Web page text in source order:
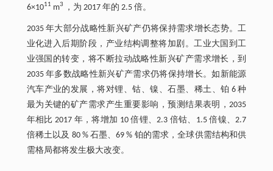
6×1011 m3 ，为 2017 年的 2.5 倍。
2035 年大部分战略性新兴矿产仍将保持需求增长态势。工
业化进入后期阶段，产业结构调整将加剧。工业大国到工
业强国的转变，将不断拉动战略性新兴矿产需求增长，到
2035 年多数战略性新兴矿产需求仍将保持增长。如新能源
汽车产业的发展，将对锂、钴、镍、石墨、稀土、铂 6 种
最为关键的矿产需求产生重要影响，预测结果表明，2035
年相比 2017 年，将增加 10 倍锂、2.3 倍钴、1.5 倍镍、2.7
倍稀土以及 80 % 石墨、69 % 铂的需求，全球供需结构和供
需格局都将发生极大改变。